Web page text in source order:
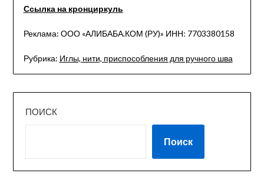
Ссылка на кронциркуль
Реклама: ООО «АЛИБАБА.КОМ (РУ)» ИНН: 7703380158
Рубрика: Иглы, нити, приспособления для ручного шва
ПОИСК
Поиск